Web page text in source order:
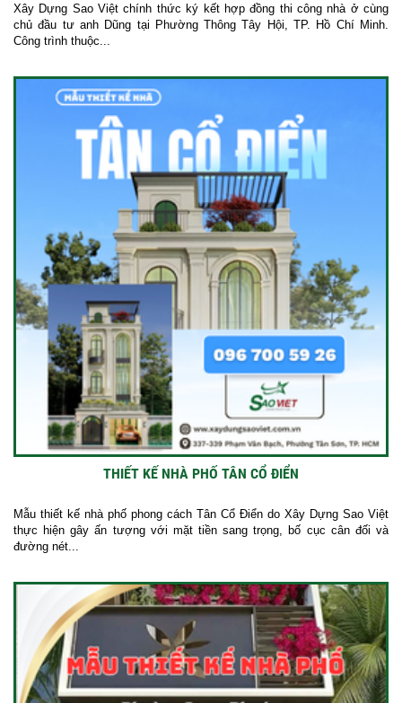
Xây Dựng Sao Việt chính thức ký kết hợp đồng thi công nhà ở cùng
chủ đầu tư anh Dũng tại Phường Thông Tây Hội, TP. Hồ Chí Minh.
Công trình thuộc...
THIẾT KẾ NHÀ PHỐ TÂN CỔ ĐIỂN
Mẫu thiết kế nhà phố phong cách Tân Cổ Điển do Xây Dựng Sao Việt
thực hiện gây ấn tượng với mặt tiền sang trọng, bố cục cân đối và
đường nét...